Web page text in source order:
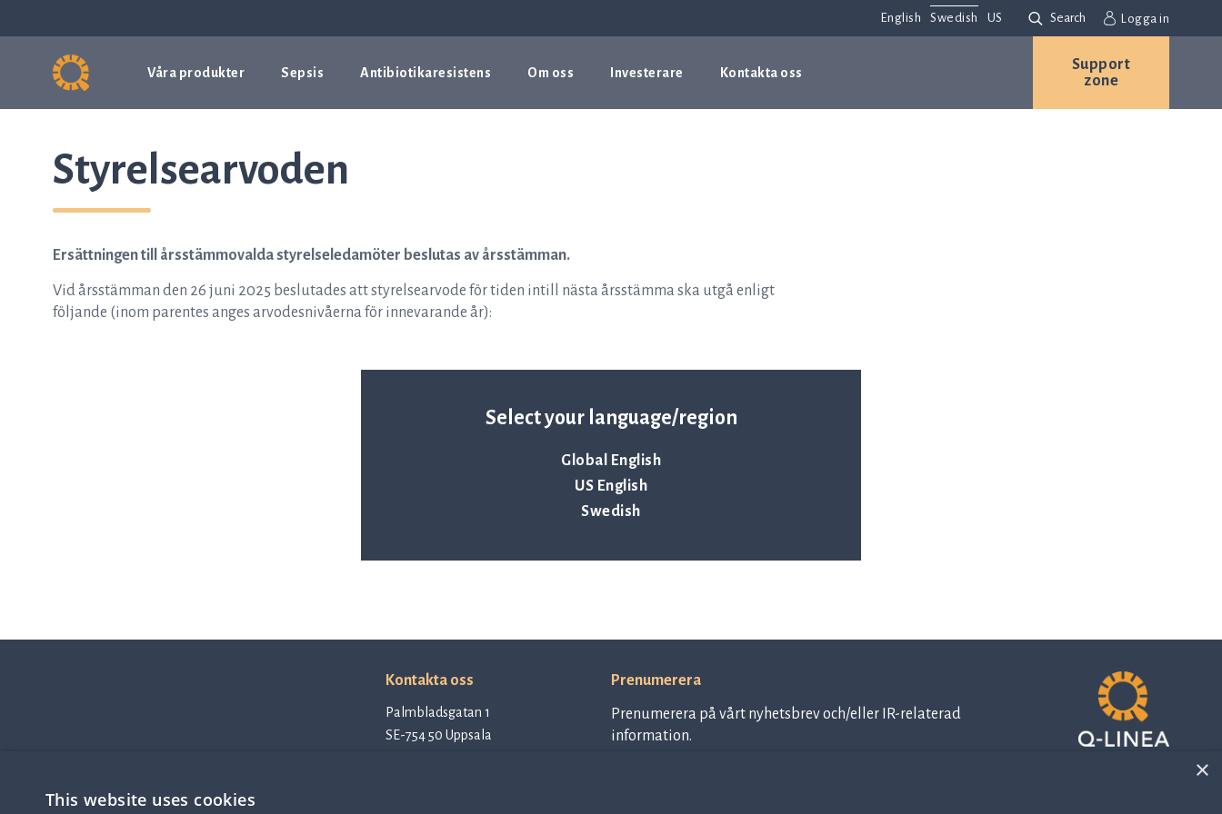
Select your language/region
Global English
US English
Swedish
English Swedish US Search Logga in
Våra produkter Sepsis Antibiotikaresistens Om oss Investerare Kontakta oss
Support
zone
Styrelsearvoden
Ersättningen till årsstämmovalda styrelseledamöter beslutas av årsstämman.
Vid årsstämman den 26 juni 2025 beslutades att styrelsearvode för tiden intill nästa årsstämma ska utgå enligt
följande (inom parentes anges arvodesnivåerna för innevarande år):
Kontakta oss
Palmbladsgatan 1
SE-754 50 Uppsala
Prenumerera
Prenumerera på vårt nyhetsbrev och/eller IR-relaterad
information.
×
This website uses cookies